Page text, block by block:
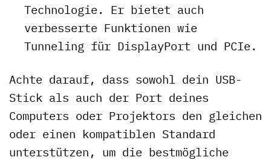
Technologie. Er bietet auch
verbesserte Funktionen wie
Tunneling für DisplayPort und PCIe.
Achte darauf, dass sowohl dein USB-
Stick als auch der Port deines
Computers oder Projektors den gleichen
oder einen kompatiblen Standard
unterstützen, um die bestmögliche